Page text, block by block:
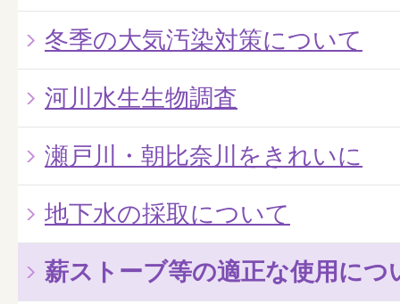
冬季の大気汚染対策について
河川水生生物調査
瀬戸川・朝比奈川をきれいに
地下水の採取について
薪ストーブ等の適正な使用につ